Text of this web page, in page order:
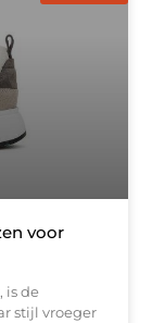
voor
is de
stijl vroeger